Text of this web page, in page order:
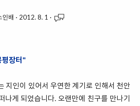
인배 · 2012. 8. 1 ·
평장터"
지인이 있어서 우연한 계기로 인해서 천안
나게 되었습니다. 오랜만에 친구를 만나기